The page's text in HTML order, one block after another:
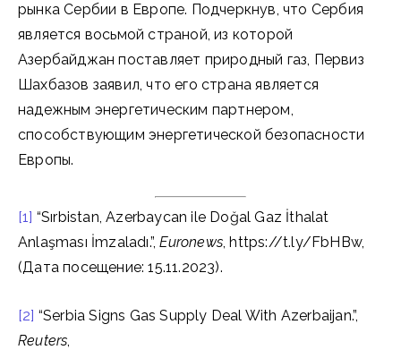
рынка Сербии в Европе. Подчеркнув, что Сербия
является восьмой страной, из которой
Азербайджан поставляет природный газ, Первиз
Шахбазов заявил, что его страна является
надежным энергетическим партнером,
способствующим энергетической безопасности
Европы.
[1] “Sırbistan, Azerbaycan ile Doğal Gaz İthalat
Anlaşması İmzaladı.”,Euronews, https://t.ly/FbHBw,
(Дата посещение: 15.11.2023).
[2] “Serbia Signs Gas Supply Deal With Azerbaijan.”,
Reuters,